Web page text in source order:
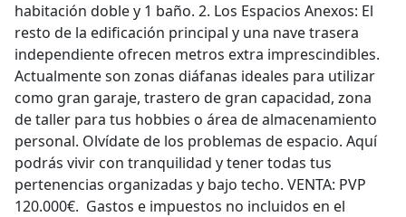
habitación doble y 1 baño. 2.⁠ ⁠Los Espacios Anexos: El
resto de la edificación principal y una nave trasera
independiente ofrecen metros extra imprescindibles.
Actualmente son zonas diáfanas ideales para utilizar
como gran garaje, trastero de gran capacidad, zona
de taller para tus hobbies o área de almacenamiento
personal. Olvídate de los problemas de espacio. Aquí
podrás vivir con tranquilidad y tener todas tus
pertenencias organizadas y bajo techo. VENTA: PVP
120.000€. Gastos e impuestos no incluidos en el